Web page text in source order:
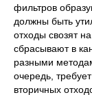
фильтров
должны быть
отходы свозят
сбрасывают в
разными
очередь,
вторичных